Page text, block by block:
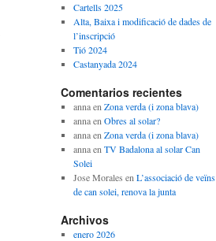
Cartells 2025
Alta, Baixa i modificació de dades de
l’inscripció
Tió 2024
Castanyada 2024
Comentarios recientes
annaen Zona verda (i zona blava)
annaen Obres al solar?
annaen Zona verda (i zona blava)
annaen TV Badalona al solar Can
Solei
Jose Morales en L’associació de veïns
de can solei, renova la junta
Archivos
enero 2026